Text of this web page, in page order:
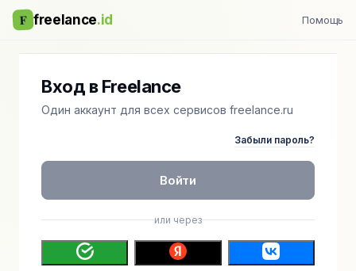
F freelance.id Помощь
Вход в Freelance
Один аккаунт для всех сервисов freelance.ru
Забыли пароль?
Войти
или через